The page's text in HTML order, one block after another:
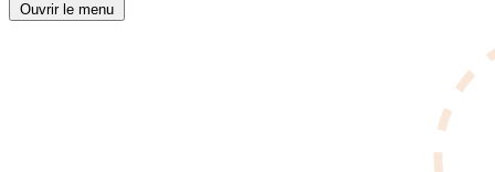
Ouvrir le menu